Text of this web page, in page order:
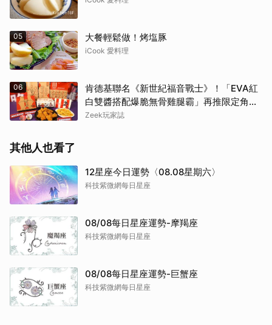
05 大餐輕鬆做！烤塩豚
iCook 愛料理
06
肯德基聯名《新世紀福音戰士》！「EVA紅
白雙醬搭配爆脆無骨雞腿霸」再推限定角色
卡、周邊必搶收
Zeek玩家誌
其他人也看了
12星座今日運勢〈08.08星期六〉
科技紫微網每日星座
08/08每日星座運勢-摩羯座
科技紫微網每日星座
08/08每日星座運勢-巨蟹座
科技紫微網每日星座